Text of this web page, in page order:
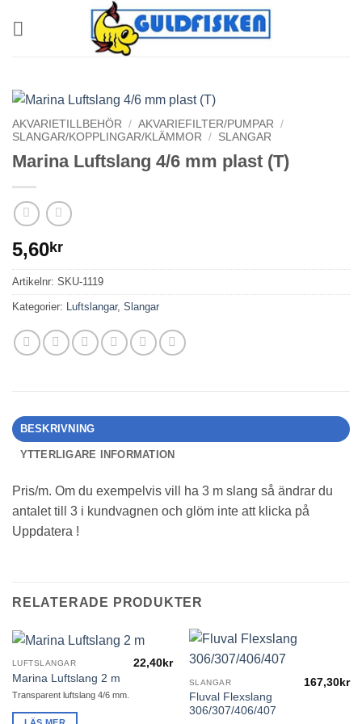
AKVARIETILLBEHÖR / AKVARIEFILTER/PUMPAR /
SLANGAR/KOPPLINGAR/KLÄMMOR / SLANGAR
Marina Luftslang 4/6 mm plast (T)
5,60kr
Artikelnr: SKU-1119
Kategorier: Luftslangar, Slangar
BESKRIVNING
YTTERLIGARE INFORMATION
Pris/m. Om du exempelvis vill ha 3 m slang så ändrar du
antalet till 3 i kundvagnen och glöm inte att klicka på
Uppdatera !
RELATERADE PRODUKTER
LUFTSLANGAR
Marina Luftslang 2 m
22,40 kr
Transparent luftslang 4/6 mm.
SLANGAR
Fluval Flexslang
306/307/406/407
167,30 kr